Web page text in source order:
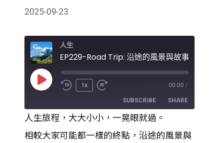
2025-09-23
人生
Play
1x 00:00 /
SUBSCRIBE SHARE
RSS FEED
SHARE
人生旅程，大大小小，一晃眼就過。
相較大家可能都一樣的終點，沿途的風景與